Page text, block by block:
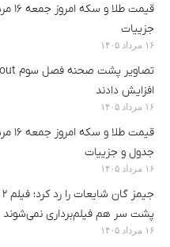
جزییات
۱۶ مرداد ۱۴۰۵
افزایش دادند
۱۶ مرداد ۱۴۰۵
جدول و جزییات
۱۶ مرداد ۱۴۰۵
پشت سر هم فیلم‌برداری نمی‌شوند
۱۶ مرداد ۱۴۰۵